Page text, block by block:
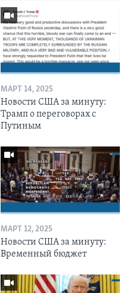
МАРТ 14, 2025
Новости США за минуту:
Трамп о переговорах с
Путиным
МАРТ 12, 2025
Новости США за минуту:
Временный бюджет